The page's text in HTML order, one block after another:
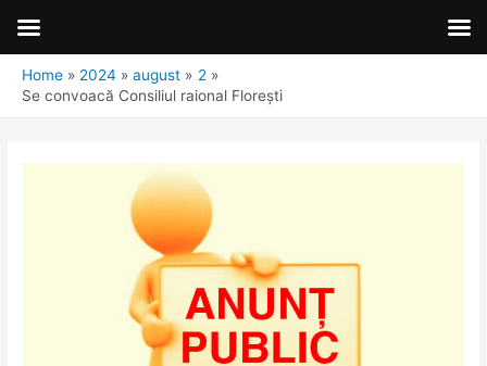
Home 2024 august
2
Se convoacă Consiliul raional Florești